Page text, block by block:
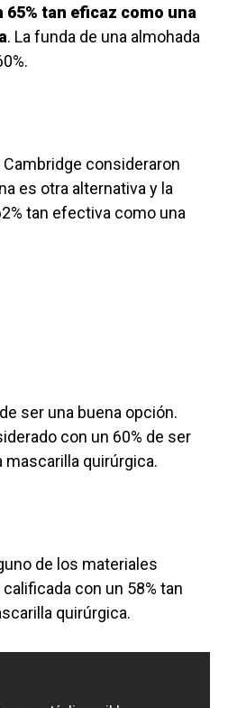
tan eficaz como una
. La funda de una almohada
consideraron
es otra alternativa y la
tan efectiva como una
ser una buena opción.
con un 60% de ser
quirúrgica.
de los materiales
con un 58% tan
quirúrgica.